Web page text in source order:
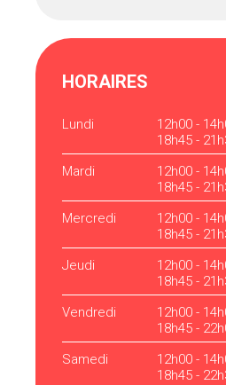
HORAIRES
Lundi
12h00 -
18h45 -
Mardi
12h00 -
18h45 -
Mercredi
12h00 -
18h45 -
Jeudi
12h00 -
18h45 -
Vendredi
12h00 -
18h45 -
Samedi
12h00 -
18h45 -